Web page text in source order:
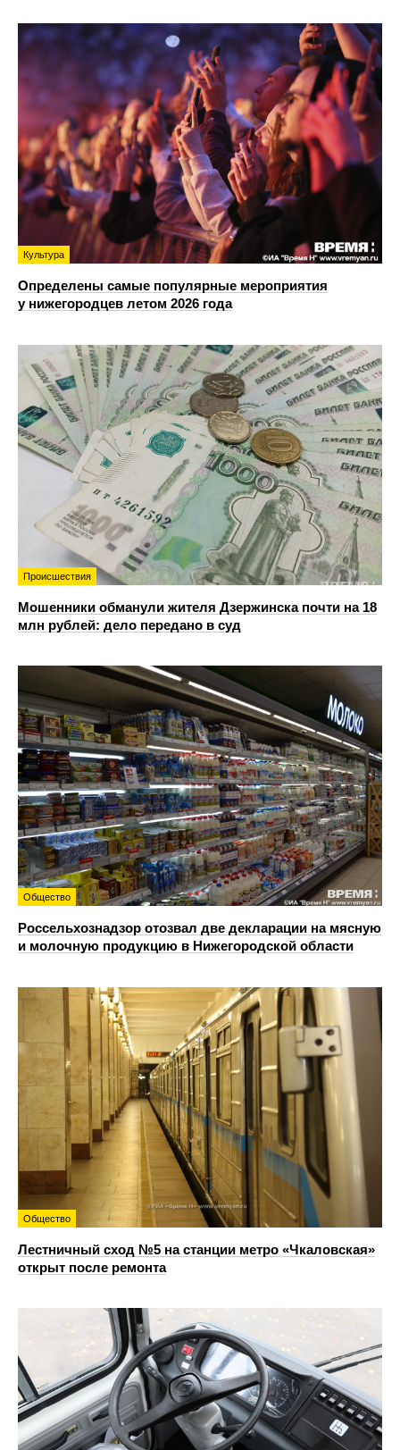
Культура
Определены самые популярные мероприятия
у нижегородцев летом 2026 года
Происшествия
Мошенники обманули жителя Дзержинска почти на 18
млн рублей: дело передано в суд
Общество
Россельхознадзор отозвал две декларации на мясную
и молочную продукцию в Нижегородской области
Общество
Лестничный сход №5 на станции метро «Чкаловская»
открыт после ремонта